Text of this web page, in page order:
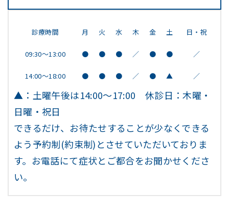
診療時間 月 火 水 木 金 土 日・祝
09:30～13:00 ● ● ● ／ ● ● ／
14:00～18:00 ● ● ● ／ ● ▲ ／
▲：土曜午後は14:00～17:00 休診日：木曜・
日曜・祝日
できるだけ、お待たせすることが少なくできる
よう予約制(約束制)とさせていただいておりま
す。お電話にて症状とご都合をお聞かせくださ
い。